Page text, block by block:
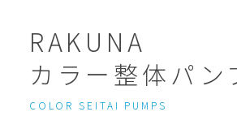
RAKUNA
カラー整体パン
COLOR SEITAI PUMPS